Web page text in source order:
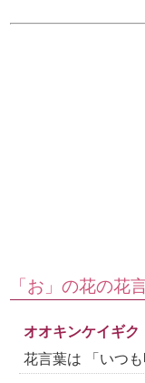
「お」の花の花
オオキンケイギク
花言葉は 「いつ